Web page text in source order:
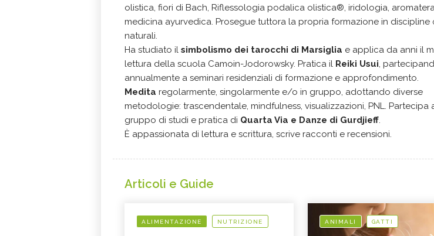
olistica, fiori di Bach, Riflessologia podalica olistica®, iridologia,
medicina ayurvedica. Prosegue tuttora la propria formazione in discipline
naturali.
Ha studiato il simbolismo dei tarocchi di Marsiglia e applica da anni il
lettura della scuola Camoin-Jodorowsky. Pratica il Reiki Usui,
annualmente a seminari residenziali di formazione e approfondimento.
Medita regolarmente, singolarmente e/o in gruppo, adottando diverse
metodologie: trascendentale, mindfulness, visualizzazioni, PNL. Partecipa
gruppo di studi e pratica di Quarta Via e Danze di Gurdjieff.
È appassionata di lettura e scrittura, scrive racconti e recensioni.
Articoli e Guide
ALIMENTAZIONE NUTRIZIONE ANIMALI GATTI